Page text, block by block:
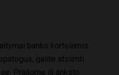
banko kortelėmis.
galite atsiimti
Prašome iš anksto